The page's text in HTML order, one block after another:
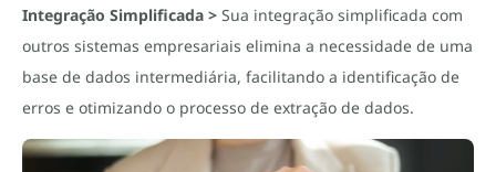
Integração Simplificada > Sua integração simplificada com
outros sistemas empresariais elimina a necessidade de uma
base de dados intermediária, facilitando a identificação de
erros e otimizando o processo de extração de dados.